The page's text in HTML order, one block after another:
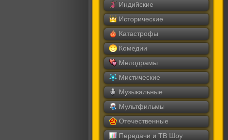
Индийские
Исторические
Катастрофы
Комедии
Мелодрамы
Мистические
Музыкальные
Мультфильмы
Отечественные
Передачи и ТВ Шоу